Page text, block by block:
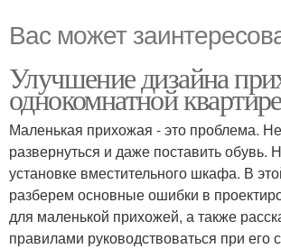
Вас может
Улучшение дизайна
однокомнатной квартире
Маленькая прихожая - это проблема.
развернуться и даже поставить обувь.
установке вместительного шкафа. В
разберем основные ошибки в
для маленькой прихожей, а также
правилами руководствоваться при его